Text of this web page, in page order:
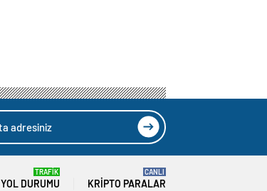
YOL DURUMU
TRAFİK
KRIPTO PARALAR
CANLI